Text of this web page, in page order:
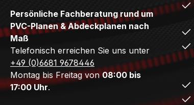
Persönliche Fachberatung rund um
PVC-Planen & Abdeckplanen nach
Maß
Telefonisch erreichen Sie uns unter
+49 (0)6681 9678446
Montag bis Freitag von08:00 bis
17:00 Uhr.